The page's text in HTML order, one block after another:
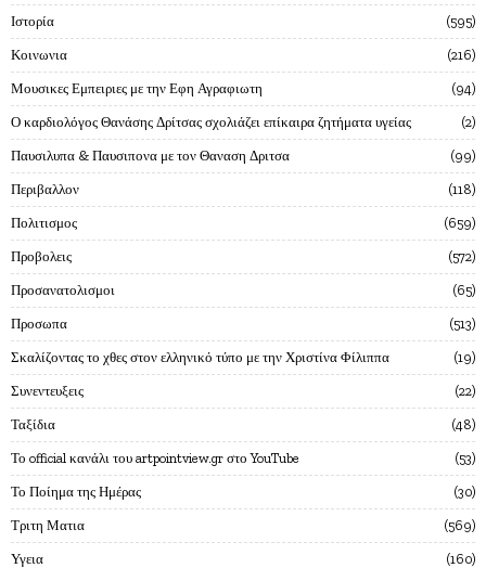
Ιστορία 595
Κοινωνια 216
Μουσικες Εμπειριες με την Εφη Αγραφιωτη 94
Ο καρδιολόγος Θανάσης Δρίτσας σχολιάζει επίκαιρα ζητήματα υγείας 2
Παυσιλυπα & Παυσιπονα με τον Θαναση Δριτσα 99
Περιβαλλον 118
Πολιτισμος 659
Προβολεις 572
Προσανατολισμοι 65
Προσωπα 513
Σκαλίζοντας το χθες στον ελληνικό τύπο με την Χριστίνα Φίλιππα 19
Συνεντευξεις 22
Ταξίδια 48
Το official κανάλι του artpointview.gr στο YouTube 53
Το Ποίημα της Ημέρας 30
Τριτη Ματια 569
Υγεια 160